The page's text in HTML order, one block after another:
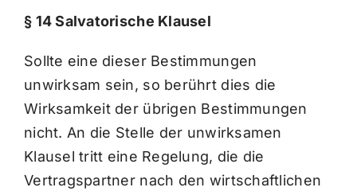
§ 14 Salvatorische Klausel
Sollte eine dieser Bestimmungen
unwirksam sein, so berührt dies die
Wirksamkeit der übrigen Bestimmungen
nicht. An die Stelle der unwirksamen
Klausel tritt eine Regelung, die die
Vertragspartner nach den wirtschaftlichen